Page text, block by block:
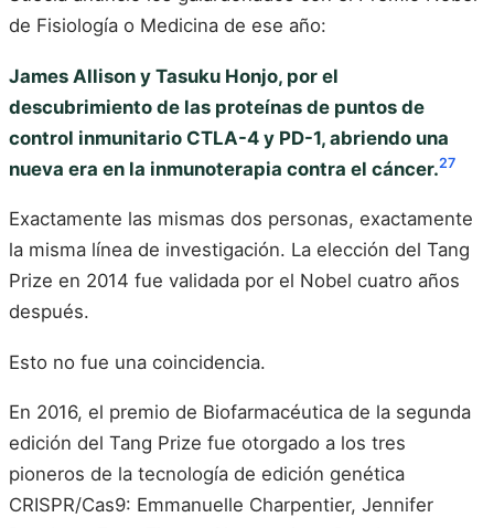
de Fisiología o Medicina de ese año:
James Allison y Tasuku Honjo, por el
descubrimiento de las proteínas de puntos de
control inmunitario CTLA-4 y PD-1, abriendo una
nueva era en la inmunoterapia contra el cáncer.27
Exactamente las mismas dos personas, exactamente
la misma línea de investigación. La elección del Tang
Prize en 2014 fue validada por el Nobel cuatro años
después.
Esto no fue una coincidencia.
En 2016, el premio de Biofarmacéutica de la segunda
edición del Tang Prize fue otorgado a los tres
pioneros de la tecnología de edición genética
CRISPR/Cas9: Emmanuelle Charpentier, Jennifer